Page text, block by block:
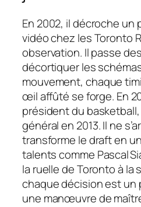
En 2002, il décroche un
vidéo chez les Toronto
observation. Il passe
décortiquer les
mouvement, chaque
œil affûté se forge. En
président du
général en 2013. Il ne
transforme le draft en
talents comme Pascal
la ruelle de Toronto à la
chaque décision est un
une manœuvre de